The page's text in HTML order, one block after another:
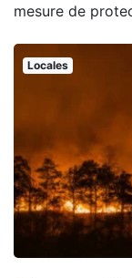
mesure de
Locales